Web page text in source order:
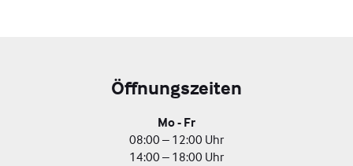
Öffnungszeiten
Mo - Fr
08:00 – 12:00 Uhr
14:00 – 18:00 Uhr